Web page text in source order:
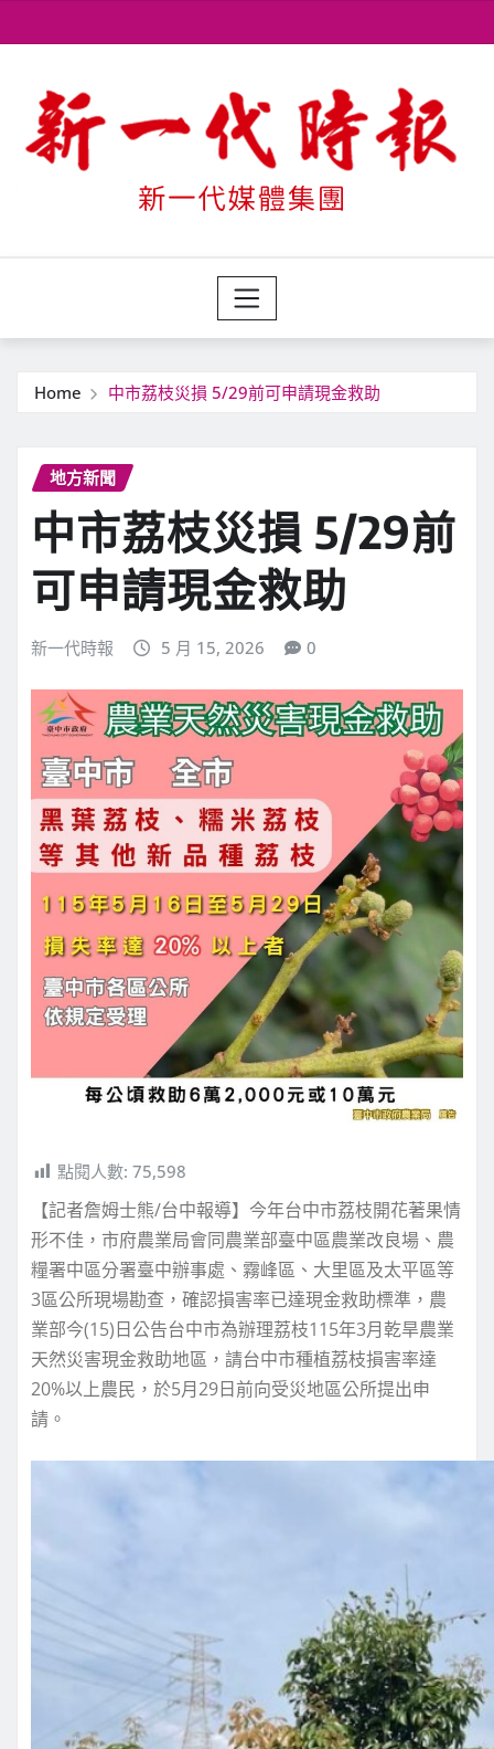
to
Home 中市荔枝災損 5/29前可申請現金救助
地方新聞
中市荔枝災損 5/29前
可申請現金救助
新一代時報 5 月 15, 2026 0
點閱人數: 75,598
【記者詹姆士熊/台中報導】今年台中市荔枝開花著果情
形不佳，市府農業局會同農業部臺中區農業改良場、農
糧署中區分署臺中辦事處、霧峰區、大里區及太平區等
3區公所現場勘查，確認損害率已達現金救助標準，農
業部今(15)日公告台中市為辦理荔枝115年3月乾旱農業
天然災害現金救助地區，請台中市種植荔枝損害率達
20%以上農民，於5月29日前向受災地區公所提出申
請。